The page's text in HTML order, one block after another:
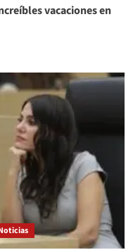
vacaciones en